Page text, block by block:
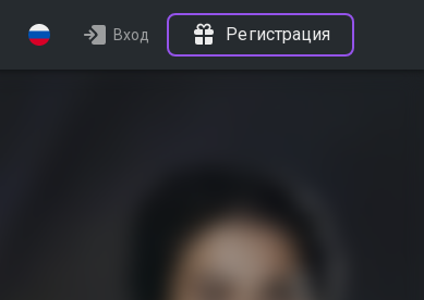
Вход Регистрация